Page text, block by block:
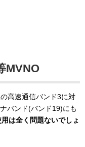
MVNO
高速通信バンド3に対
バンド(バンド19)にも
は全く問題ないでしょ